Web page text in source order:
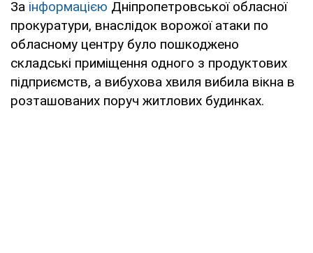
За інформацією Дніпропетровської обласної
прокуратури, внаслідок ворожої атаки по
обласному центру було пошкоджено
складські приміщення одного з продуктових
підприємств, а вибухова хвиля вибила вікна в
розташованих поруч житлових будинках.